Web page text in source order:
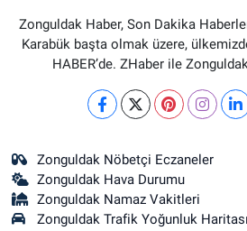
Zonguldak Haber, Son Dakika
Karabük başta olmak üzere,
HABER’de. ZHaber ile
Zonguldak Nöbetçi Eczaneler
Zonguldak Hava Durumu
Zonguldak Namaz Vakitleri
Zonguldak Trafik Yoğunluk Haritası